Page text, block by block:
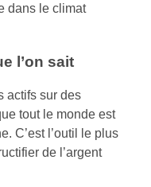
dans le climat
l’on sait
actifs sur des
tout le monde est
C’est l’outil le plus
de l’argent